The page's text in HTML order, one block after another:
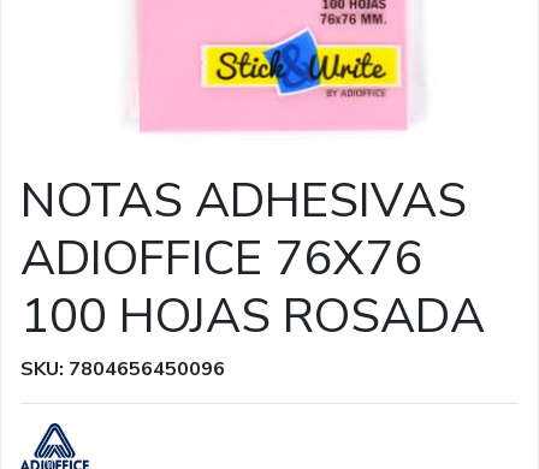
NOTAS ADHESIVAS
ADIOFFICE 76X76
100 HOJAS ROSADA
SKU: 7804656450096